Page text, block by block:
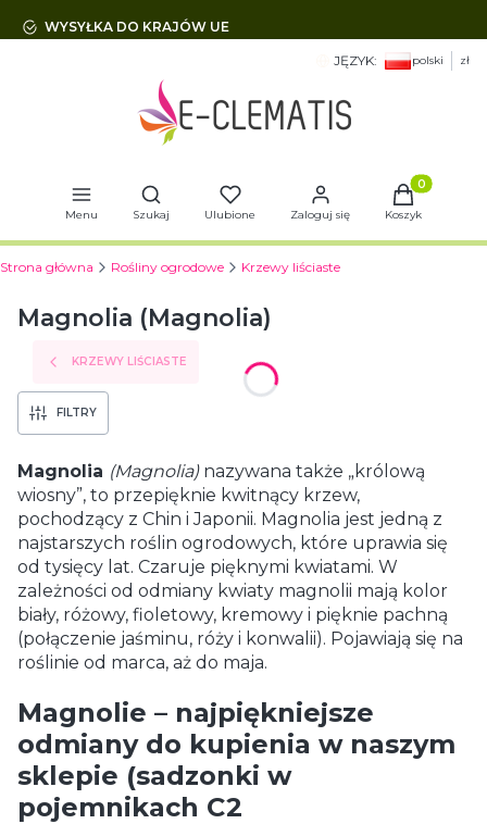
WYSYŁKA DO KRAJÓW UE
JĘZYK: polski zł
Menu
Otwórz wyszukiwarkę
Szukaj Ulubione Zaloguj się
Produkty
Koszyk
Strona główna Rośliny ogrodowe Krzewy liściaste
Magnolia (Magnolia)
KRZEWY LIŚCIASTE
FILTRY
Magnolia (Magnolia)nazywana także „królową
wiosny”, to przepięknie kwitnący krzew,
pochodzący z Chin i Japonii. Magnolia jest jedną z
najstarszych roślin ogrodowych, które uprawia się
od tysięcy lat. Czaruje pięknymi kwiatami. W
zależności od odmiany kwiaty magnolii mają kolor
biały, różowy, fioletowy, kremowy i pięknie pachną
(połączenie jaśminu, róży i konwalii). Pojawiają się na
roślinie od marca, aż do maja.
Magnolie – najpiękniejsze
odmiany do kupienia w naszym
sklepie (sadzonki w
pojemnikach C2